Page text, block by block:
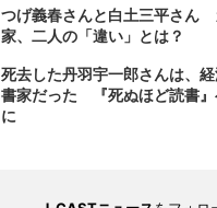
つげ義春さんと白土三平さん
家、二人の「違い」とは？
死去した丹羽宇一郎さんは、
書家だった 『死ぬほど読書』
に